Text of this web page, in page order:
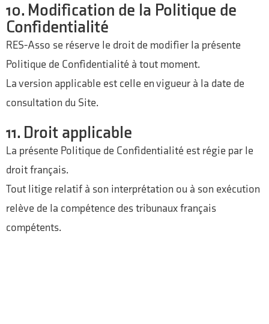
10. Modification de la Politique de
Confidentialité
RES-Asso se réserve le droit de modifier la présente
Politique de Confidentialité à tout moment.
La version applicable est celle en vigueur à la date de
consultation du Site.
11. Droit applicable
La présente Politique de Confidentialité est régie par le
droit français.
Tout litige relatif à son interprétation ou à son exécution
relève de la compétence des tribunaux français
compétents.